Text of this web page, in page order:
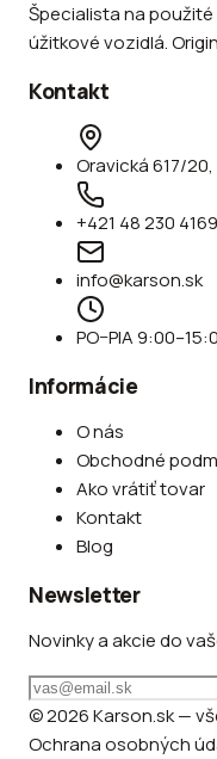
Špecialista na
úžitkové vozidlá.
Kontakt
Oravická 617/
+421 48 230 4169
info@karson.sk
PO–PIA
Informácie
O nás
Obchodné
Ako vrátiť tovar
Kontakt
Blog
Newsletter
Novinky a akcie do
© 2026 Karson.sk —
Ochrana osobných